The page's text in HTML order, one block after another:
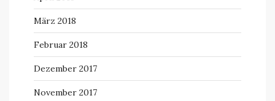
März 2018
Februar 2018
Dezember 2017
November 2017